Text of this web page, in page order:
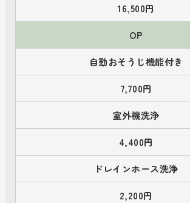
16,500円
OP
自動おそうじ機能付き
7,700円
室外機洗浄
4,400円
ドレインホース洗浄
2,200円